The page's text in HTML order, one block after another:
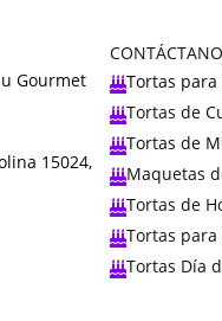
Gourmet
15024,
Tortas para
Tortas de
Tortas de
Maquetas
Tortas de
Tortas
Tortas Día